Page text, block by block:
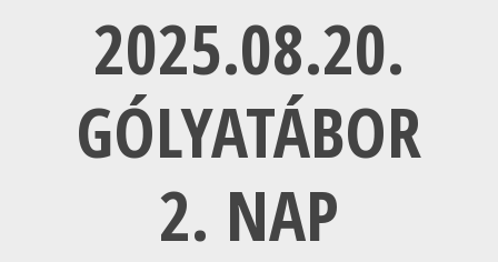
2025.08.20.
GÓLYATÁBOR
2. NAP